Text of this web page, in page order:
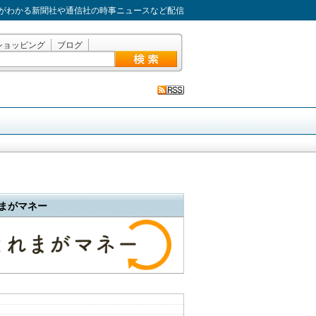
わかる新聞社や通信社の時事ニュースなど配信
ョッピング ブログ
がマネー